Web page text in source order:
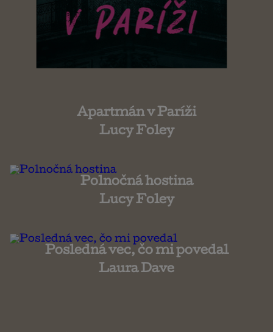
Apartmán v Paríži
Lucy Foley
Polnočná hostina
Lucy Foley
Posledná vec, čo mi povedal
Laura Dave